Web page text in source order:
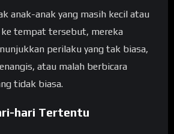
anak-anak yang masih kecil atau
tempat tersebut, mereka
perilaku yang tak biasa,
atau malah berbicara
tidak biasa.
hari Tertentu